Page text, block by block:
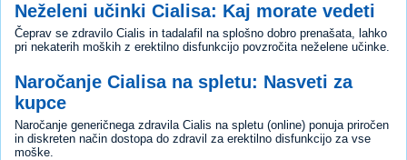
Neželeni učinki Cialisa: Kaj morate vedeti
Čeprav se zdravilo Cialis in tadalafil na splošno dobro prenašata, lahko
pri nekaterih moških z erektilno disfunkcijo povzročita neželene učinke.
Naročanje Cialisa na spletu: Nasveti za
kupce
Naročanje generičnega zdravila Cialis na spletu (online) ponuja priročen
in diskreten način dostopa do zdravil za erektilno disfunkcijo za vse
moške.